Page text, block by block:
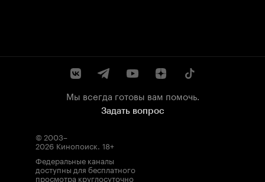
Мы всегда готовы вам помочь.
Задать вопрос
© 2003–
2026 Кинопоиск. 18+
Федеральные каналы
доступны для бесплатного
просмотра круглосуточно